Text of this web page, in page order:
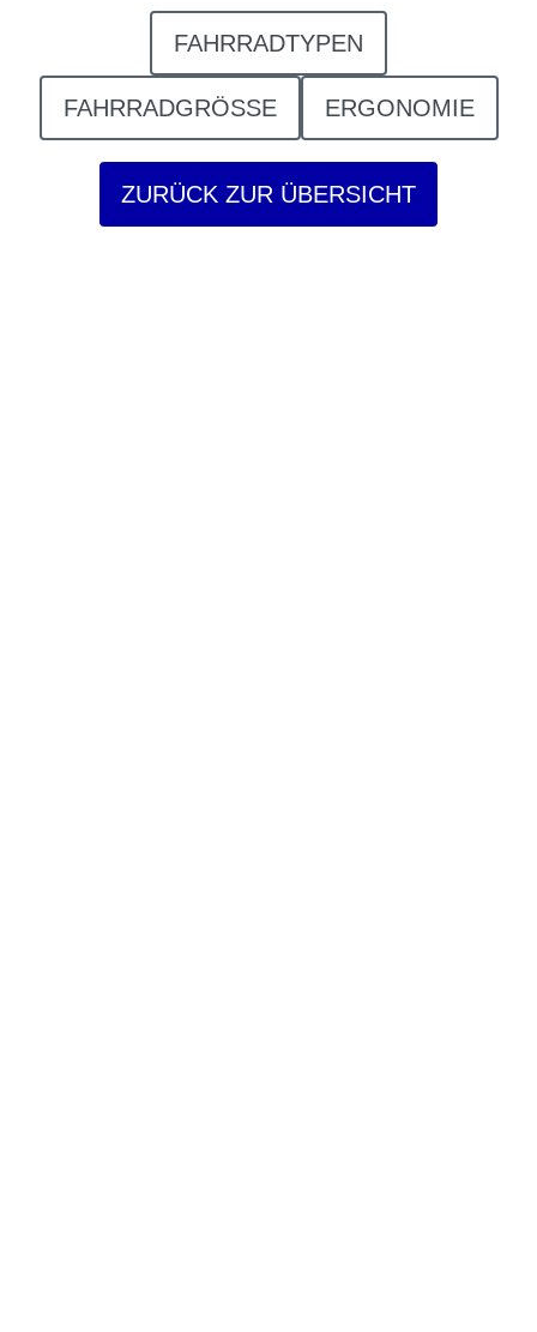
FAHRRADTYPEN
FAHRRADGRÖSSE ERGONOMIE
ZURÜCK ZUR ÜBERSICHT